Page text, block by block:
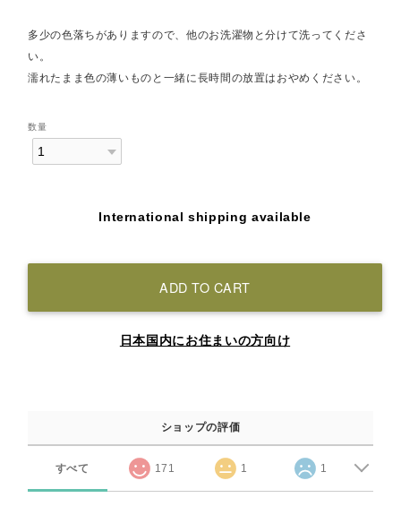
多少の色落ちがありますので、他のお洗濯物と分けて洗ってくださ
い。
濡れたまま色の薄いものと一緒に長時間の放置はおやめください。
数量
International shipping available
ADD TO CART
日本国内にお住まいの方向け
ショップの評価
すべて 171 1 1